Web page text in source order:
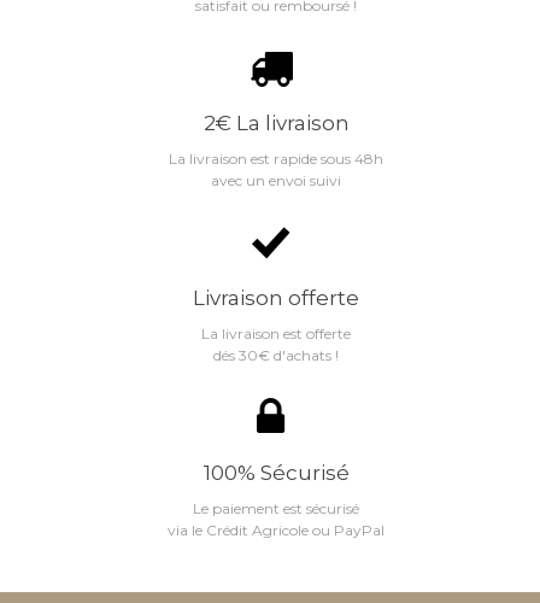
satisfait ou remboursé !
2€ La livraison
La livraison est rapide sous 48h
avec un envoi suivi
Livraison offerte
La livraison est offerte
dés 30€ d'achats !
100% Sécurisé
Le paiement est sécurisé
via le Crédit Agricole ou PayPal